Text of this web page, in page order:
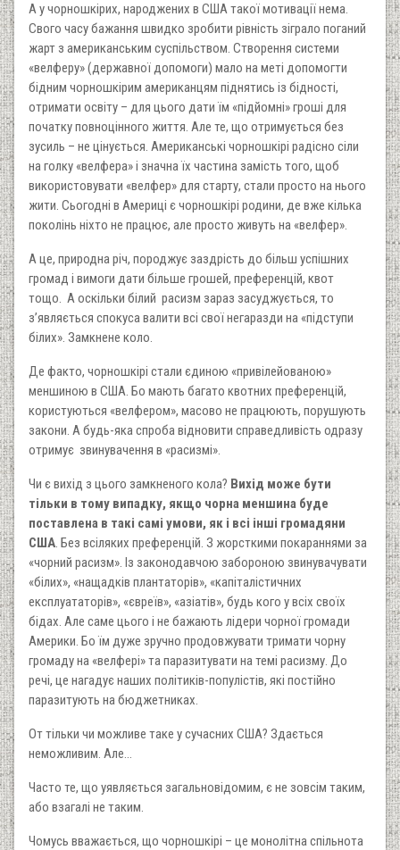
А у чорношкірих, народжених в США такої мотивації нема.
Свого часу бажання швидко зробити рівність зіграло поганий
жарт з американським суспільством. Створення системи
«велферу» (державної допомоги) мало на меті допомогти
бідним чорношкірим американцям піднятись із бідності,
отримати освіту – для цього дати їм «підйомні» гроші для
початку повноцінного життя. Але те, що отримується без
зусиль – не цінується. Американські чорношкірі радісно сіли
на голку «велфера» і значна їх частина замість того, щоб
використовувати «велфер» для старту, стали просто на нього
жити. Сьогодні в Америці є чорношкірі родини, де вже кілька
поколінь ніхто не працює, але просто живуть на «велфер».
А це, природна річ, породжує заздрість до більш успішних
громад і вимоги дати більше грошей, преференцій, квот
тощо. А оскільки білий расизм зараз засуджується, то
з’являється спокуса валити всі свої негаразди на «підступи
білих». Замкнене коло.
Де факто, чорношкірі стали єдиною «привілейованою»
меншиною в США. Бо мають багато квотних преференцій,
користуються «велфером», масово не працюють, порушують
закони. А будь-яка спроба відновити справедливість одразу
отримує звинувачення в «расизмі».
Чи є вихід з цього замкненого кола? Вихід може бути
тільки в тому випадку, якщо чорна меншина буде
поставлена в такі самі умови, як і всі інші громадяни
США. Без всіляких преференцій. З жорсткими покараннями за
«чорний расизм». Із законодавчою забороною звинувачувати
«білих», «нащадків плантаторів», «капіталістичних
експлуататорів», «євреїв», «азіатів», будь кого у всіх своїх
бідах. Але саме цього і не бажають лідери чорної громади
Америки. Бо їм дуже зручно продовжувати тримати чорну
громаду на «велфері» та паразитувати на темі расизму. До
речі, це нагадує наших політиків-популістів, які постійно
паразитують на бюджетниках.
От тільки чи можливе таке у сучасних США? Здається
неможливим. Але…
Часто те, що уявляється загальновідомим, є не зовсім таким,
або взагалі не таким.
Чомусь вважається, що чорношкірі – це монолітна спільнота